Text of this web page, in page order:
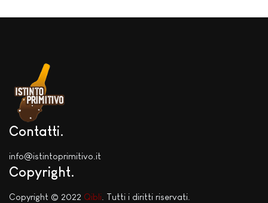
Contatti
info@istintoprimitivo.it
Copyright
Copyright © 2022 Qibli . Tutti i diritti riservati.